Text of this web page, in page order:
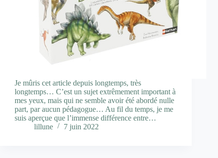
Je mûris cet article depuis longtemps, très
longtemps… C’est un sujet extrêmement important à
mes yeux, mais qui ne semble avoir été abordé nulle
part, par aucun pédagogue… Au fil du temps, je me
suis aperçue que l’immense différence entre…
lillune
7 juin 2022